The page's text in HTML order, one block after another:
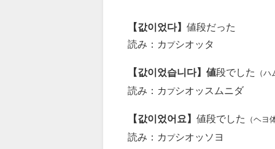
【값이었다】 値段だった
読み：カ プシオッタ
【값이었습니다】値段でした （ハ
読み：カ プシオッスムニダ
【값이었어요】 値段でした （ヘヨ
読み：カ プシオッソヨ